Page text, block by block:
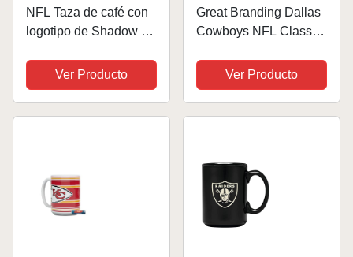
NFL Taza de café con
logotipo de Shadow y
Ver Producto
Great Branding Dallas
Cowboys NFL Classic
Tasse - Stück
Ver Producto